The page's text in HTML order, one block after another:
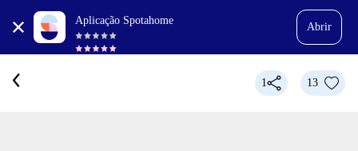
Aplicação Spotahome
Abrir
1 13